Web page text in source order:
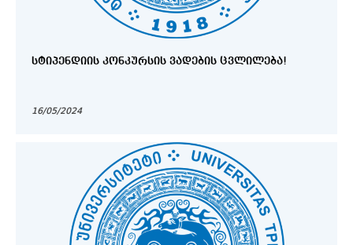
ᲡᲢᲘᲞᲔᲜᲓᲘᲘᲡ ᲙᲝᲜᲙᲣᲠᲡᲘᲡ ᲕᲐᲓᲔᲑᲘᲡ ᲪᲕᲚᲘᲚᲔᲑᲐ!
16/05/2024